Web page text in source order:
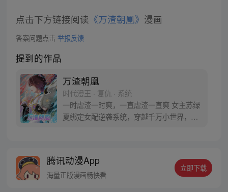
点击下方链接阅读 《万渣朝凰》 漫画
答案问题点击 举报反馈
提到的作品
万渣朝凰
时代漫王 · 复仇 · 系统
一时虐渣一时爽，一直虐渣一直爽 女主苏绿
夏绑定女配逆袭系统，穿越千万小世界，花
男悔恨的泪水，和贱女求而不得的痛苦呻
吟。”
腾讯动漫App
海量正版漫画畅快看
立即下载